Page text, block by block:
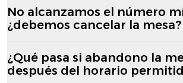
No alcanzamos el número
¿debemos cancelar la mesa?
¿Qué pasa si abandono la
después del horario